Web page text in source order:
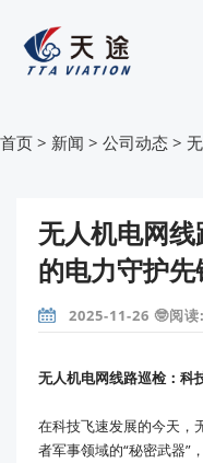
首页 > 新闻 > 公司动态 >
无人机电网
的电力守护先
2025-11-26 🤓阅
无人机电网线路巡检：科
在科技飞速发展的今天，
者军事领域的“秘密武器”